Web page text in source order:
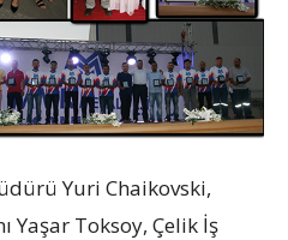
Yuri Chaikovski,
Yaşar Toksoy, Çelik İş